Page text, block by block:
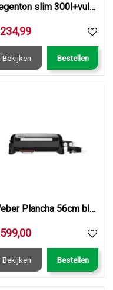
Regenton slim 300l+vulautom.antrct
234,99
Bekijken Bestellen
Weber Plancha 56cm black
599,00
Bekijken Bestellen